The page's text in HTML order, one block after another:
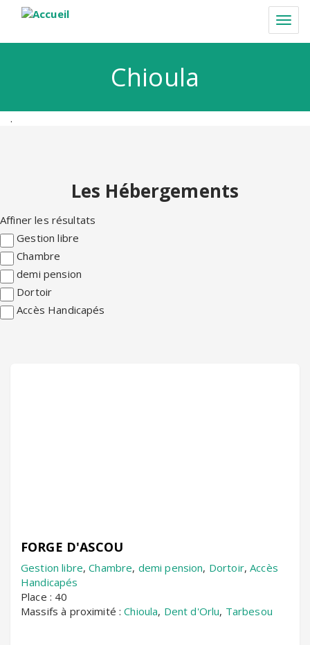
Chioula
.
Les Hébergements
Affiner les résultats
Gestion libre
Chambre
demi pension
Dortoir
Accès Handicapés
FORGE D'ASCOU
Gestion libre,Chambre, demi pension, Dortoir,Accès
Handicapés
Place : 40
Massifs à proximité :Chioula, Dent d'Orlu, Tarbesou